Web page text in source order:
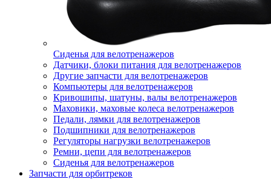
Сиденья для велотренажеров
Датчики, блоки питания для велотренажеров
Другие запчасти для велотренажеров
Компьютеры для велотренажеров
Кривошипы, шатуны, валы велотренажеров
Маховики, маховые колеса велотренажеров
Педали, лямки для велотренажеров
Подшипники для велотренажеров
Регуляторы нагрузки велотренажеров
Ремни, цепи для велотренажеров
Сиденья для велотренажеров
Запчасти для орбитреков